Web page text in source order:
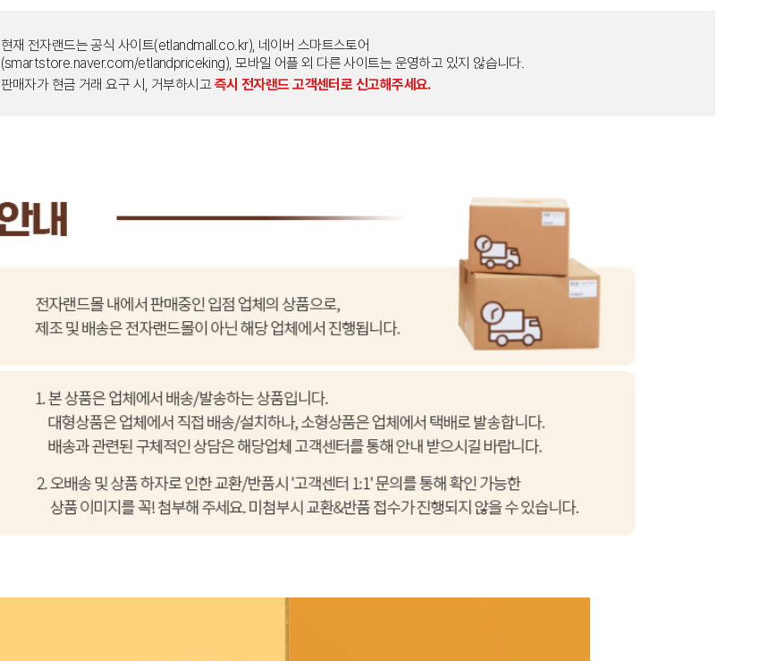
현재 전자랜드는 공식 사이트(etlandmall.co.kr), 네이버 스마트스토어
(smartstore.naver.com/etlandpriceking), 모바일 어플 외 다른 사이트는 운영하고 있지 않습니다.
판매자가 현금 거래 요구 시, 거부하시고 즉시 전자랜드 고객센터로 신고해주세요.